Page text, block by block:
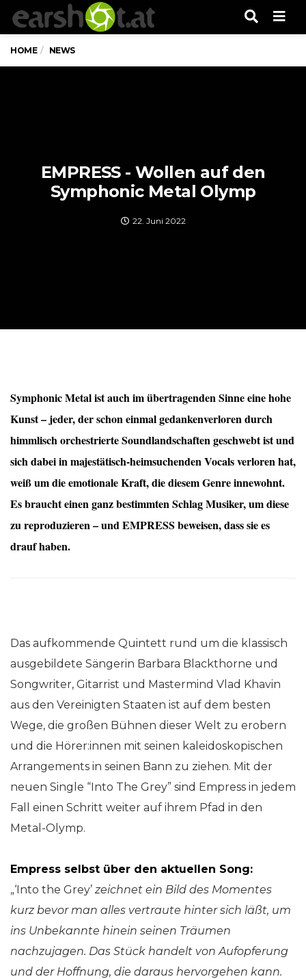
HOME NEWS
EMPRESS - Wollen auf den
Symphonic Metal Olymp
22. Juni 2022
Symphonic Metal ist auch im übertragenden Sinne eine hohe
Kunst – jeder, der schon einmal gedankenverloren durch
himmlisch orchestrierte Soundlandschaften geschwebt ist und
sich dabei in majestätisch-heimsuchenden Vocals verloren hat,
weiß um die emotionale Kraft, die diesem Genre innewohnt.
Es braucht einen ganz bestimmten Schlag Musiker, um diese
zu reproduzieren – und EMPRESS beweisen, dass sie es
drauf haben.
Das aufkommende Quintett rund um die klassisch
ausgebildete Sängerin Barbara Blackthorne und
Songwriter, Gitarrist und Mastermind Vlad Khavin
aus den Vereinigten Staaten ist auf dem besten
Wege, die großen Bühnen dieser Welt zu erobern
und die Hörer:innen mit seinen kaleidoskopischen
Arrangements in seinen Bann zu ziehen. Mit der
neuen Single “Into The Grey” sind Empress in jedem
Fall einen Schritt weiter auf ihrem Pfad in den
Metal-Olymp.
Empress selbst über den aktuellen Song:
„‘Into the Grey’ zeichnet ein Bild des Momentes
kurz bevor man alles vertraute hinter sich läßt, um
ins Unbekannte hinein seinen Träumen
nachzujagen. Das Stück handelt von Aufopferung
und der Hoffnung, die daraus hervorgehen kann.